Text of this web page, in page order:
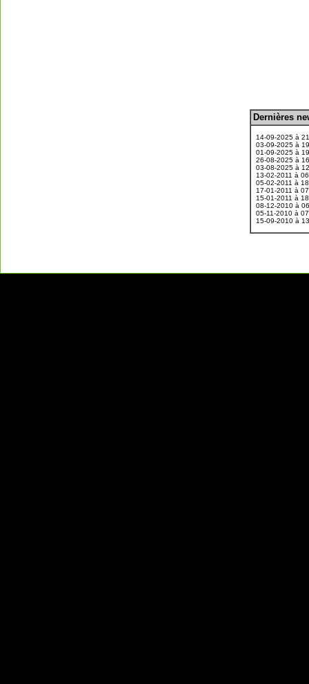
Dernières
14-09-2025 à
03-09-2025 à
01-09-2025 à
26-08-2025 à
03-08-2025 à
13-02-2011 à
05-02-2011 à
17-01-2011 à
15-01-2011 à
08-12-2010 à
05-11-2010 à
15-09-2010 à